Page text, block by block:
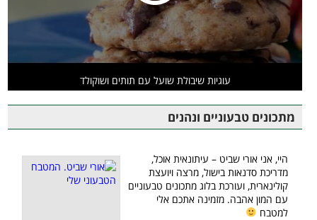
עוגיות שיבולת שועל עם תותים ושוקולד
מתכונים טבעוניים ונהנים
היי, אני אורי שביט – עיתונאית אוכל,
מדריכת סדנאות בישול, מרצה ויועצת
קולינארית, ועורכת בלוג מתכונים טבעוניים
עם המון אהבה. מזמינה אתכם אלי
למטבח